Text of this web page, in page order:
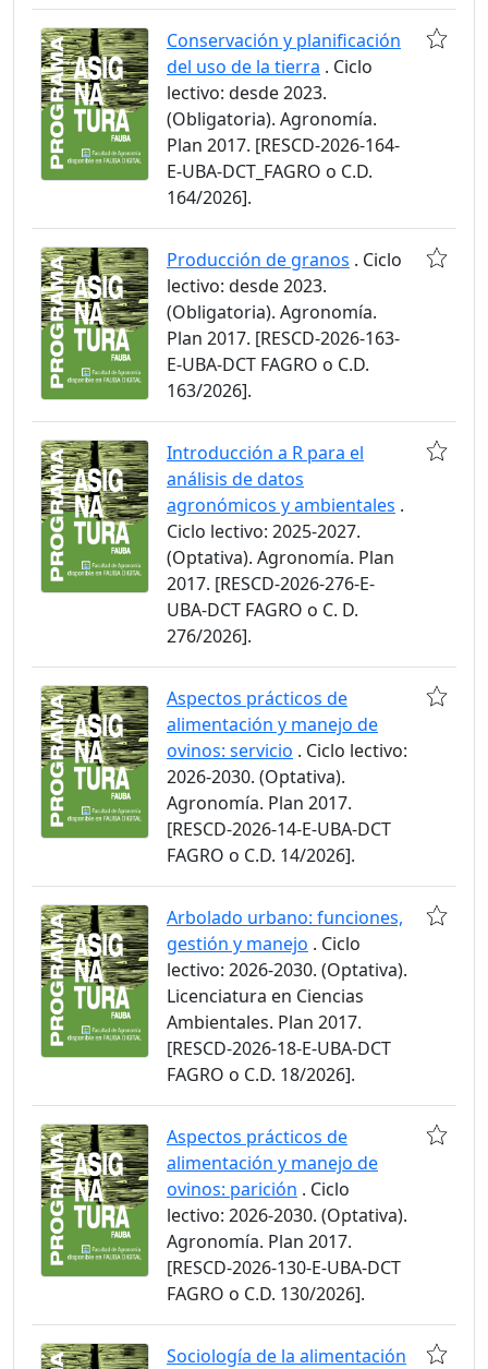
Conservación y planificación
del uso de la tierra . Ciclo
lectivo: desde 2023.
(Obligatoria). Agronomía.
Plan 2017. [RESCD-2026-164-
E-UBA-DCT_FAGRO o C.D.
164/2026].
Producción de granos . Ciclo
lectivo: desde 2023.
(Obligatoria). Agronomía.
Plan 2017. [RESCD-2026-163-
E-UBA-DCT FAGRO o C.D.
163/2026].
Introducción a R para el
análisis de datos
agronómicos y ambientales .
Ciclo lectivo: 2025-2027.
(Optativa). Agronomía. Plan
2017. [RESCD-2026-276-E-
UBA-DCT FAGRO o C. D.
276/2026].
Aspectos prácticos de
alimentación y manejo de
ovinos: servicio . Ciclo lectivo:
2026-2030. (Optativa).
Agronomía. Plan 2017.
[RESCD-2026-14-E-UBA-DCT
FAGRO o C.D. 14/2026].
Arbolado urbano: funciones,
gestión y manejo . Ciclo
lectivo: 2026-2030. (Optativa).
Licenciatura en Ciencias
Ambientales. Plan 2017.
[RESCD-2026-18-E-UBA-DCT
FAGRO o C.D. 18/2026].
Aspectos prácticos de
alimentación y manejo de
ovinos: parición . Ciclo
lectivo: 2026-2030. (Optativa).
Agronomía. Plan 2017.
[RESCD-2026-130-E-UBA-DCT
FAGRO o C.D. 130/2026].
Sociología de la alimentación